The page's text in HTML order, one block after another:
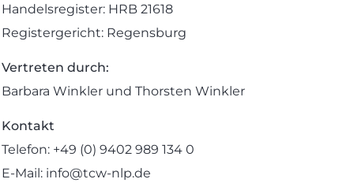
Handelsregister: HRB 21618
Registergericht: Regensburg
Vertreten durch:
Barbara Winkler und Thorsten Winkler
Kontakt
Telefon: +49 (0) 9402 989 134 0
E-Mail: info@tcw-nlp.de